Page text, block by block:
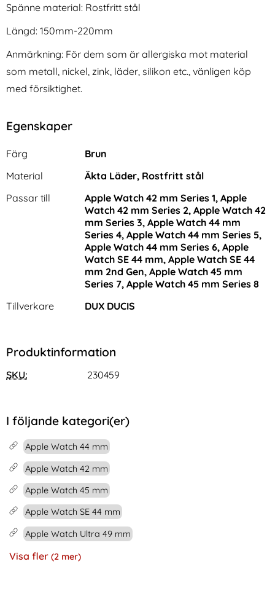
Spänne material: Rostfritt stål
Längd: 150mm-220mm
Anmärkning: För dem som är allergiska mot material
som metall, nickel, zink, läder, silikon etc., vänligen köp
med försiktighet.
Egenskaper
Egenskaper/attribut för denna produkt
Attribut
Färg
Brun
Material
Äkta Läder, Rostfritt stål
Passar till
Apple Watch 42 mm Series 1, Apple
Watch 42 mm Series 2, Apple Watch 42
mm Series 3, Apple Watch 44 mm
Series 4, Apple Watch 44 mm Series 5,
Apple Watch 44 mm Series 6, Apple
Watch SE 44 mm, Apple Watch SE 44
mm 2nd Gen, Apple Watch 45 mm
Series 7, Apple Watch 45 mm Series 8
Tillverkare
DUX DUCIS
Produktinformation
SKU: 230459
I följande kategori(er)
Apple Watch 44 mm
Apple Watch 42 mm
Apple Watch 45 mm
Apple Watch SE 44 mm
Apple Watch Ultra 49 mm
Visa fler (2 mer)